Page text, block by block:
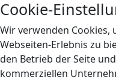
Cookie-
Wir verwenden Cookies,
Webseiten-Erlebnis zu
den Betrieb der Seite
kommerziellen